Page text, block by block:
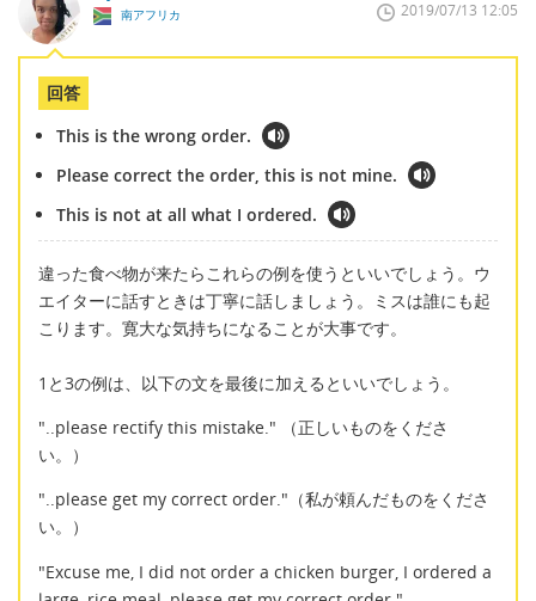
南アフリカ 2019/07/13 12:05
回答
This is the wrong order.
Please correct the order, this is not mine.
This is not at all what I ordered.
違った食べ物が来たらこれらの例を使うといいでしょう。ウ
エイターに話すときは丁寧に話しましょう。ミスは誰にも起
こります。寛大な気持ちになることが大事です。
1と3の例は、以下の文を最後に加えるといいでしょう。
"..please rectify this mistake." （正しいものをくださ
い。）
"..please get my correct order."（私が頼んだものをくださ
い。）
"Excuse me, I did not order a chicken burger, I ordered a